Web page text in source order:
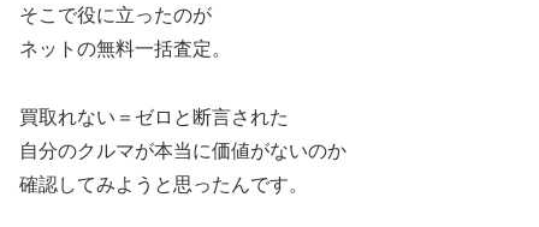
そこで役に立ったのが
ネットの無料一括査定。
買取れない＝ゼロと断言された
自分のクルマが本当に価値がないのか
確認してみようと思ったんです。